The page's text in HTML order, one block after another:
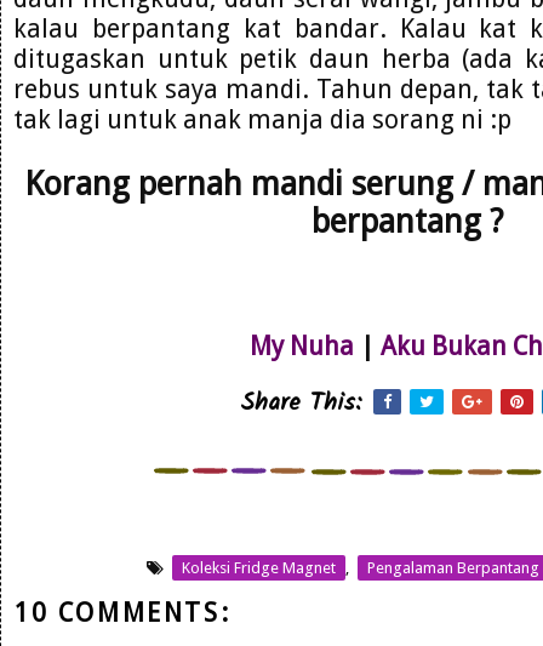
kalau berpantang kat bandar. Kalau kat
ditugaskan untuk petik daun herba (ada
rebus untuk saya mandi. Tahun depan, tak
tak lagi untuk anak manja dia sorang ni :p
Korang pernah mandi serung /
berpantang ?
My Nuha | Aku Bukan
Share This:
Koleksi Fridge Magnet Pengalaman Berpantang
10 COMMENTS: